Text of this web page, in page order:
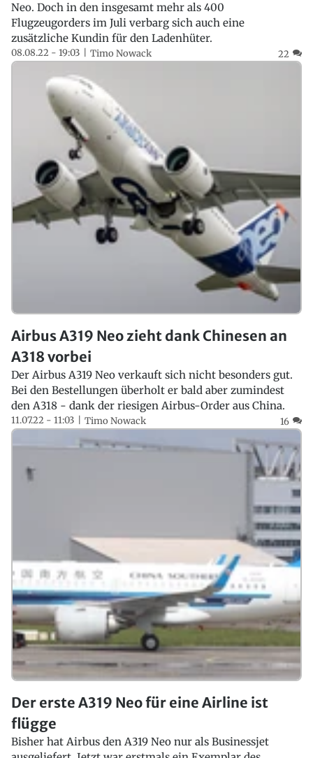
Neo. Doch in den insgesamt mehr als 400
Flugzeugorders im Juli verbarg sich auch eine
zusätzliche Kundin für den Ladenhüter.
08.08.22 - 19:03 Timo Nowack 22
Airbus A319 Neo zieht dank Chinesen an
A318 vorbei
Der Airbus A319 Neo verkauft sich nicht besonders gut.
Bei den Bestellungen überholt er bald aber zumindest
den A318 - dank der riesigen Airbus-Order aus China.
11.07.22 - 11:03 Timo Nowack 16
Der erste A319 Neo für eine Airline ist
flügge
Bisher hat Airbus den A319 Neo nur als Businessjet